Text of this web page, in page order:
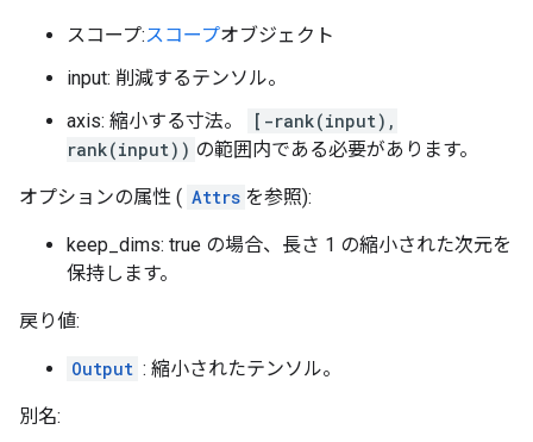
スコープ:スコープオブジェクト
input: 削減するテンソル。
axis: 縮小する寸法。
[-rank(input),
rank(input)) の範囲内である必要があります。
オプションの属性 ( Attrs を参照):
keep_dims: true の場合、長さ 1 の縮小された次元を
保持します。
戻り値:
Output : 縮小されたテンソル。
別名: